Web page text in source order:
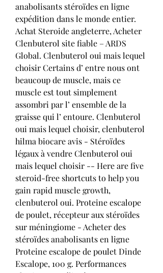
anabolisants stéroïdes en ligne
expédition dans le monde entier.
Achat Steroide angleterre, Acheter
Clenbuterol site fiable – ARDS
Global. Clenbuterol oui mais lequel
choisir Certains d’ entre nous ont
beaucoup de muscle, mais ce
muscle est tout simplement
assombri par l’ ensemble de la
graisse qui l’ entoure. Clenbuterol
oui mais lequel choisir, clenbuterol
hilma biocare avis - Stéroïdes
légaux à vendre Clenbuterol oui
mais lequel choisir -- Here are five
steroid-free shortcuts to help you
gain rapid muscle growth,
clenbuterol oui. Proteine escalope
de poulet, récepteur aux stéroïdes
sur méningiome - Acheter des
stéroïdes anabolisants en ligne
Proteine escalope de poulet Dinde
Escalope, 100 g. Performances